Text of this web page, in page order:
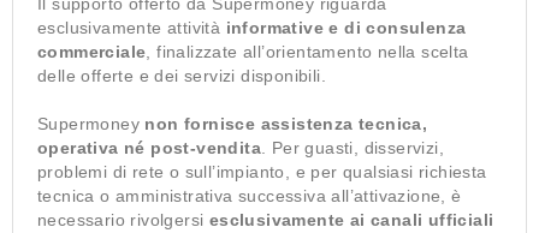
esclusivamente attività informative e di consulenza
commerciale , finalizzate all’orientamento nella scelta
delle offerte e dei servizi disponibili.
Supermoney non fornisce assistenza tecnica,
operativa né post-vendita . Per guasti, disservizi,
problemi di rete o sull’impianto, e per qualsiasi richiesta
tecnica o amministrativa successiva all’attivazione, è
necessario rivolgersi esclusivamente ai canali ufficiali